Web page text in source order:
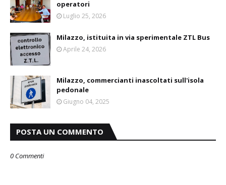
operatori
Luglio 25, 2026
Milazzo, istituita in via sperimentale ZTL Bus
Aprile 24, 2026
Milazzo, commercianti inascoltati sull'isola
pedonale
Giugno 04, 2025
POSTA UN COMMENTO
0 Commenti